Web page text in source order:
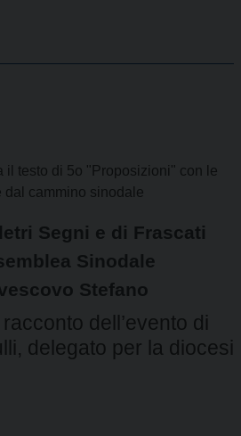
il testo di 5o "Proposizioni" con le
dal cammino sinodale
Segni e di Frascati
Sinodale
Stefano
dell’evento di
delegato per la diocesi